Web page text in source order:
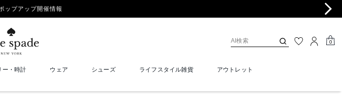
ップアップ開催情報
0
ー・時計 ウェア シューズ ライフスタイル雑貨 アウトレット